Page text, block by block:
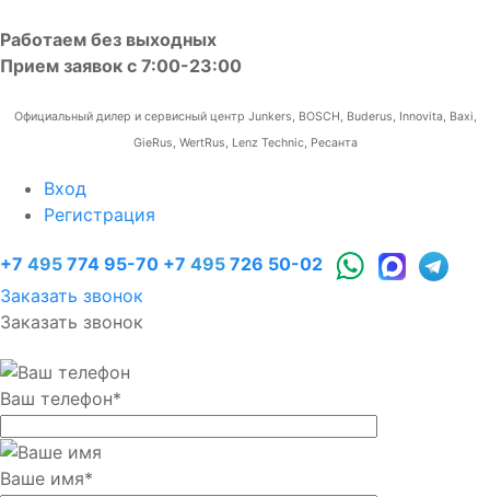
Работаем без выходных
Прием заявок с 7:00-23:00
Официальный дилер и сервисный центр Junkers, BOSCH, Buderus, Innovita, Baxi,
GieRus, WertRus, Lenz Technic, Ресанта
Вход
Регистрация
+7 495 774 95-70 +7 495 726 50-02
Заказать звонок
Заказать звонок
Ваш телефон*
Ваше имя*